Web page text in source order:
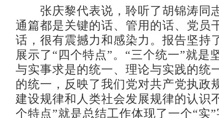
张庆黎代表说，聆听了胡锦涛同
通篇都是关键的话、管用的话、党员
话，很有震撼力和感染力。报告坚持
展示了“四个特点”。“三个统一”就是
与实事求是的统一、理论与实践的统
的统一，反映了我们党对共产党执政
建设规律和人类社会发展规律的认识
个特点”就是总结工作体现了一个“实